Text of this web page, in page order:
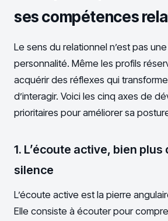
ses compétences
Le sens du relationnel n’est pas
personnalité. Même les profils
acquérir des réflexes qui
d’interagir. Voici les cinq axes de
prioritaires pour améliorer sa
1. L’écoute active, bien plus
silence
L’écoute active est la pierre
Elle consiste à écouter pour